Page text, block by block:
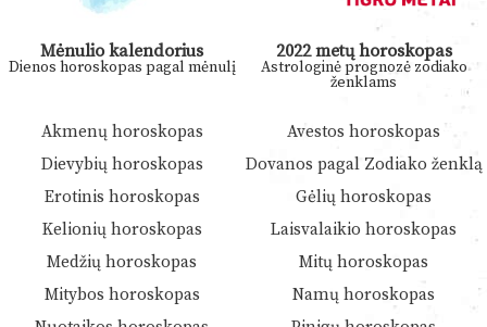
Mėnulio kalendorius
Dienos horoskopas pagal mėnulį
2022 metų horoskopas
Astrologinė prognozė zodiako
ženklams
Akmenų horoskopas
Avestos horoskopas
Dievybių horoskopas
Dovanos pagal Zodiako ženklą
Erotinis horoskopas
Gėlių horoskopas
Kelionių horoskopas
Laisvalaikio horoskopas
Medžių horoskopas
Mitų horoskopas
Mitybos horoskopas
Namų horoskopas